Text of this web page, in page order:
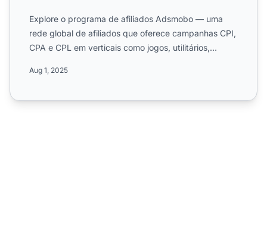
Explore o programa de afiliados Adsmobo — uma
rede global de afiliados que oferece campanhas CPI,
CPA e CPL em verticais como jogos, utilitários,
Aug 1, 2025